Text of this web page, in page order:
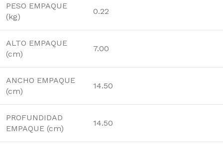
PESO EMPAQUE
(kg)
0.22
ALTO EMPAQUE
(cm)
7.00
ANCHO EMPAQUE
(cm)
14.50
PROFUNDIDAD
EMPAQUE (cm)
14.50